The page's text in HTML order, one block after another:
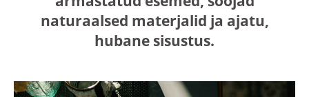
naturaalsed materjalid ja ajatu,
hubane sisustus.